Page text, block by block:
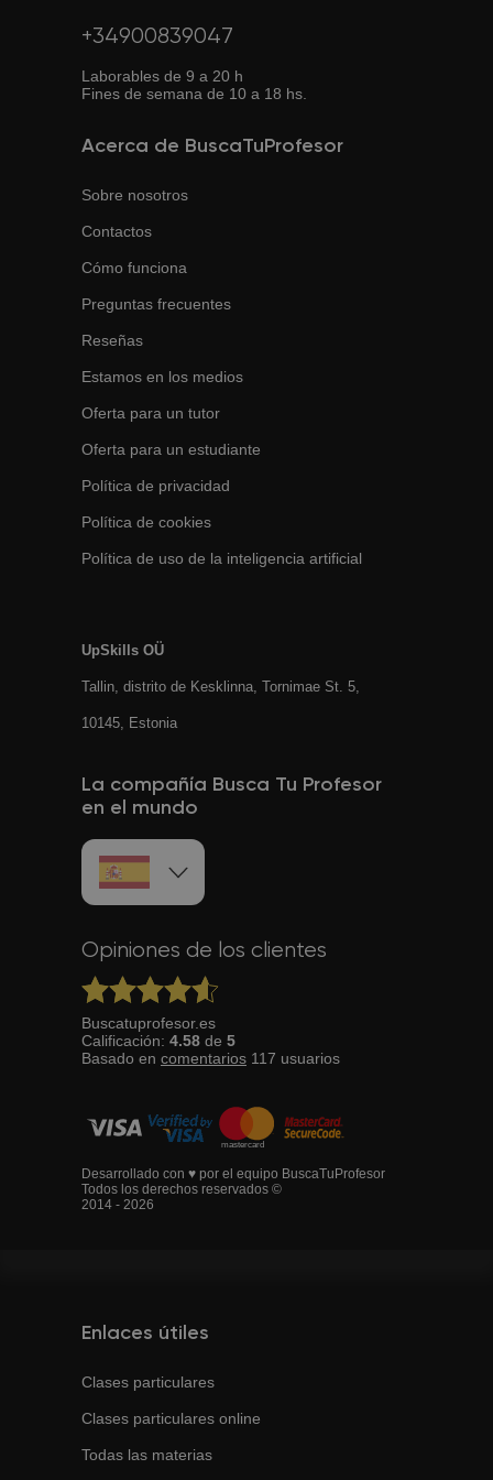
+34900839047
Laborables de 9 a 20 h
Fines de semana de 10 a 18 hs.
Acerca de BuscaTuProfesor
Sobre nosotros
Contactos
Cómo funciona
Preguntas frecuentes
Reseñas
Estamos en los medios
Oferta para un tutor
Oferta para un estudiante
Política de privacidad
Política de cookies
Política de uso de la inteligencia artificial
UpSkills OÜ
Tallin, distrito de Kesklinna, Tornimаe St. 5,
10145, Estonia
La compañía Busca Tu Profesor
en el mundo
Opiniones de los clientes
Buscatuprofesor.es
Calificación: 4.58 de 5
Basado en comentarios 117 usuarios
Desarrollado con ♥ por el equipo BuscaTuProfesor
Todos los derechos reservados ©
2014 - 2026
Enlaces útiles
Clases particulares
Clases particulares online
Todas las materias